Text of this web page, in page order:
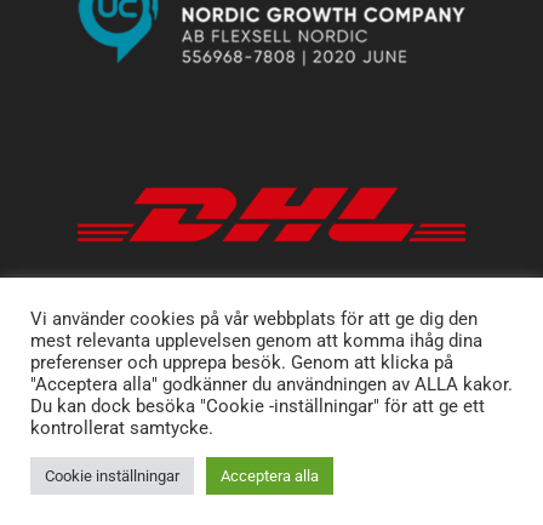
Vi använder cookies på vår webbplats för att ge dig den
mest relevanta upplevelsen genom att komma ihåg dina
preferenser och upprepa besök. Genom att klicka på
"Acceptera alla" godkänner du användningen av ALLA kakor.
Du kan dock besöka "Cookie -inställningar" för att ge ett
kontrollerat samtycke.
Cookie inställningar Acceptera alla